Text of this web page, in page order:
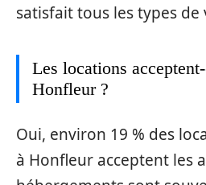
satisfait tous les types de
Les locations
Honfleur ?
Oui, environ 19 % des
à Honfleur acceptent les